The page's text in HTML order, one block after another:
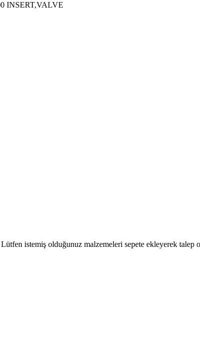
INSERT,VALVE
istemiş olduğunuz malzemeleri sepete ekleyerek talep